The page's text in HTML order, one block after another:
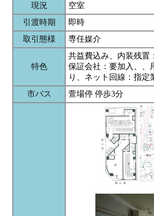
現況
空室
引渡時期
即時
取引態様
専任媒介
特色
共益費込み、内装残置
保証会社：要加入、、
り、ネット回線：指
市バス
萱場停 停歩3分